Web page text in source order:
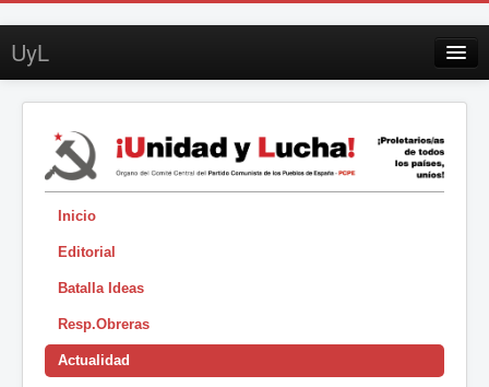
UyL
Suscripción
Sobre UyL
Edición impresa
Buscar
Inicio
Editorial
Batalla Ideas
Resp.Obreras
Actualidad